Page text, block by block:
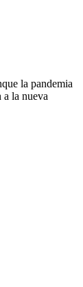
la pandemia
la nueva